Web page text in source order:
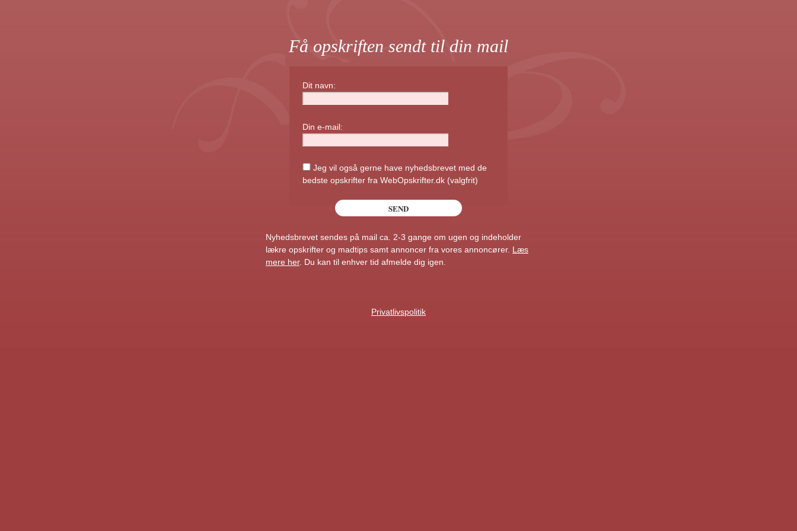
Få opskriften sendt til din mail
Dit navn:
Din e-mail:
Jeg vil også gerne have nyhedsbrevet med de
bedste opskrifter fra WebOpskrifter.dk (valgfrit)
Nyhedsbrevet sendes på mail ca. 2-3 gange om ugen og indeholder
lækre opskrifter og madtips samt annoncer fra vores annoncører. Læs
mere her. Du kan til enhver tid afmelde dig igen.
Privatlivspolitik